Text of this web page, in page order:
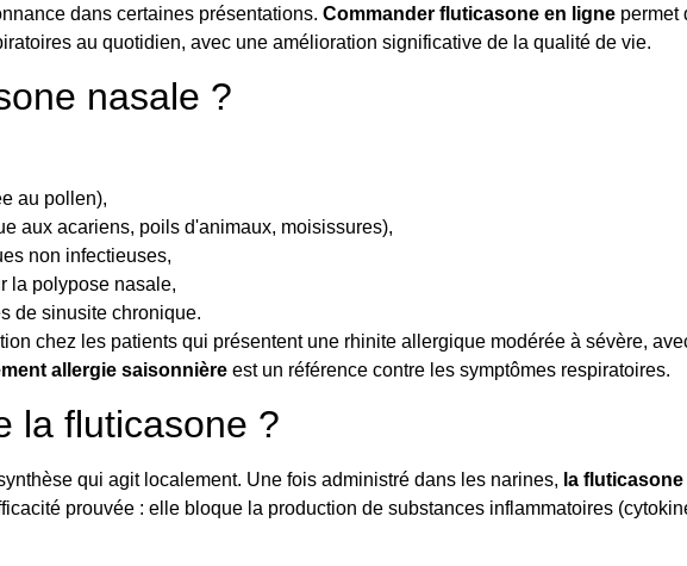
dans certaines présentations. Commander fluticasone en ligne permet
au quotidien, avec une amélioration significative de la qualité de vie.
nasale ?
au pollen),
aux acariens, poils d'animaux, moisissures),
non infectieuses,
la polypose nasale,
de sinusite chronique.
chez les patients qui présentent une rhinite allergique modérée à sévère,
allergie saisonnière est un référence contre les symptômes respiratoires.
la fluticasone ?
qui agit localement. Une fois administré dans les narines, la fluticasone
prouvée : elle bloque la production de substances inflammatoires